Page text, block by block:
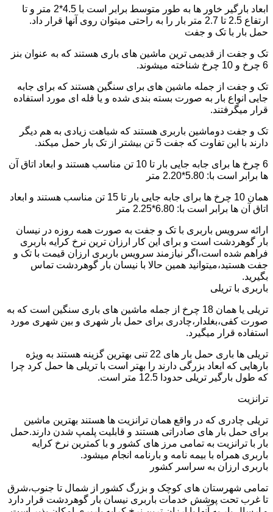
ابعاد بارگیر خاور ها به طور متوسط برابر است با 4.5*2 متر و تا
ارتفاع 2.5 تا 2.7 متر بار را به راحتی میتوان روی آنها قرار داد.
حمل بار با تک و جفت
تک و جفت از قدیمی ترین ماشین های باری هستند که به عنوان بنز
6 چرخ و 10 چرخ شناخته میشوند.
تک و جفت از جمله ماشین های برای سنگین هستند که برای جابه
جایی انواع بار به صورت بسته بندی شده و یا فله ای مورد استفاده
قرار میگرفتند.
تک و جفت دوماشین باربری هستند که شباهت زیادی به هم دیگر
دارند با این تفاوت که جفت 5 تن بیشتر از تک بار حمل میکند.
6 چرخ ها برای جابه جایی بار تا 10 تن مناسب هستند و ابعاد اتاق آن
ها برابر است با: 5.80*2.20 متر
همان 10 چرخ ها برای جابه جایی بار تا 15 تن مناسب هستند و ابعاد
اتاق آن ها برابر است با: 6.80*2.25 متر
ارائه سرویس باربری با تک و جفت به صورت همه روزه در نیسان
بار گوهردشت است و برای این کار ارزان ترین نرخ کرایه باربری
فراهم شده است،اگر نیازمند سرویس باربری ارزان قیمت با تک و
جفت هستید،میتوانید همین حالا با نیسان بار گوهردشت تماس
بگیرید.
باربری با تریلی
تریلی یا همان 18 چرخ از جمله ماشین های باری سنگین است که به
صورت کفی،بغلدار،چادری برای حمل بار شهری و بین شهری مورد
استفاده قرار میگیرد.
تریلی ها باری حمل بار های 22 تنی بهترین گزینه هستند به ویژه
بارهایی که ابعاد بزرگی دارند را بهتر است با تریلی ها حمل کرد چرا
که طول بارگیر تریلی حدودا 12.5 متر است.
ترانزیت
تریلی چادری که در واقع همان ترانزیت ها هستند بهترین ماشین
برای حمل بار های صادراتی هستند و قابلیت پلمپ شدن دارند.حمل
بار با ترانزیت به تمامی مرز های کشور و با کمترین نرخ کرایه
باربری همراه با بیمه نامه و بارنامه انجام میشود.
باربری ارزان به سراسر کشور
تمامی شهرستان های کوچک و بزرگ کشور از شمال تا جنوب،شرق
تا غرب تحت پوشش خدمات باربری نیسان بار گوهردشت قرار دارد